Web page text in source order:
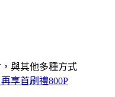
與其他多種方式
享首刷禮800P